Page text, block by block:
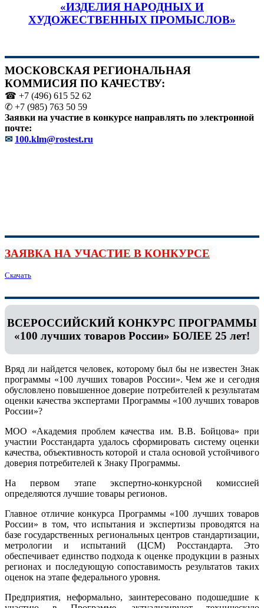
«ИЗДЕЛИЯ НАРОДНЫХ И
ХУДОЖЕСТВЕННЫХ ПРОМЫСЛОВ»
МОСКОВСКАЯ РЕГИОНАЛЬНАЯ
КОММИСИЯ ПО КАЧЕСТВУ:
☎ +7 (496) 615 52 62
✆ +7 (985) 763 50 59
Заявки на участие в конкурсе направлять по электронной
почте:
✉ 100.klm@rostest.ru
ЗАЯВКА НА УЧАСТИЕ В КОНКУРСЕ
Скачать
ВСЕРОССИЙСКИЙ КОНКУРС ПРОГРАММЫ
«100 лучших товаров России» БОЛЕЕ 25 лет!
Вряд ли найдется человек, которому был бы не известен Знак
программы «100 лучших товаров России». Чем же и сегодня
обусловлено повышенное доверие потребителей к результатам
оценки качества экспертами Программы «100 лучших товаров
России»?
МОО «Академия проблем качества им. В.В. Бойцова» при
участии Росстандарта удалось сформировать систему оценки
качества, объективность которой и стала основой устойчивого
доверия потребителей к Знаку Программы.
На первом этапе экспертно-конкурсной комиссией
определяются лучшие товары регионов.
Главное отличие конкурса Программы «100 лучших товаров
России» в том, что испытания и экспертизы проводятся на
базе государственных региональных центров стандартизации,
метрологии и испытаний (ЦCM) Росстандарта. Это
обеспечивает единство подхода к оценке продукции в разных
регионах и последующую сопоставимость результатов таких
оценок на этапе федерального уровня.
Предприятия, неформально, заинтересовано подошедшие к